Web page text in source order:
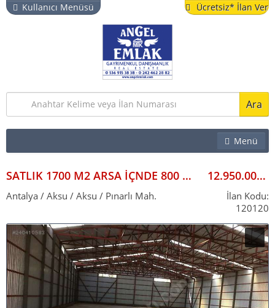
Kullanıcı Menüsü Ücretsiz* İlan Ver
Ara
Menü
ARSA & BAHÇE
YAZLIK
VITRIN İLANLAR
SATLIK 1700 M2 ARSA İÇNDE 800 M2. DEPO ACİL KELEPİR FIRSAT
Antalya / Aksu / Aksu / Pınarlı Mah.
12.950.000
İlan Kodu:
120120